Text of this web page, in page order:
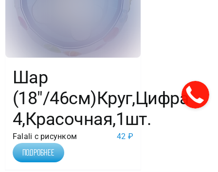
Шар
(18″/46см)Круг,Цифра
4,Красочная,1шт.
Falali с рисунком 42 ₽
Подробнее